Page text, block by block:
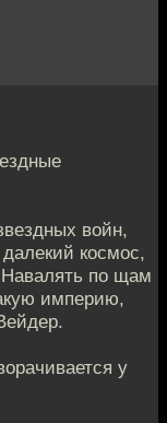
войн,
космос,
по щам
империю,
у